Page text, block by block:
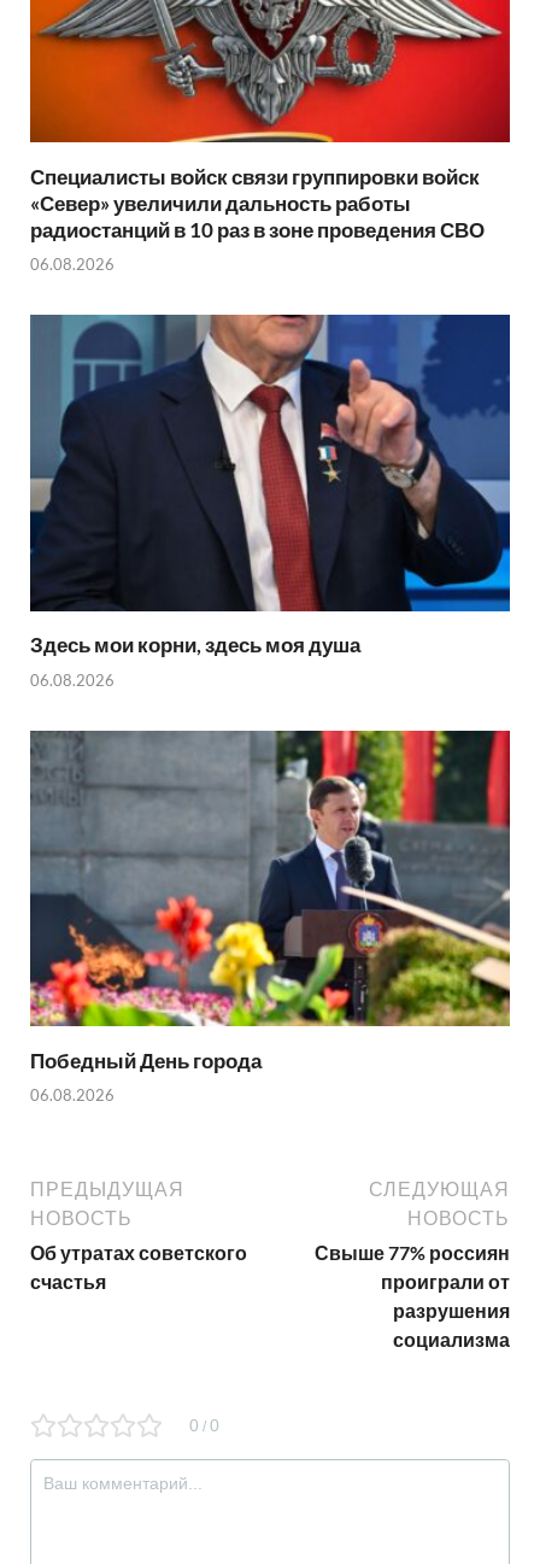
Специалисты войск связи группировки войск
«Север» увеличили дальность работы
радиостанций в 10 раз в зоне проведения СВО
06.08.2026
Здесь мои корни, здесь моя душа
06.08.2026
Победный День города
06.08.2026
ПРЕДЫДУЩАЯ
НОВОСТЬ
Об утратах советского
счастья
СЛЕДУЮЩАЯ
НОВОСТЬ
Свыше 77% россиян
проиграли от
разрушения
социализма
0 / 0